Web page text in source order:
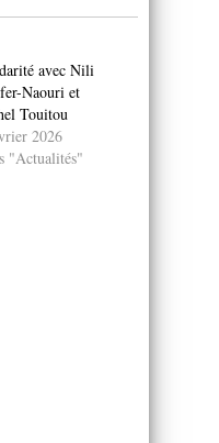
avec Nili
Naouri et
Touitou
2026
"Actualités"